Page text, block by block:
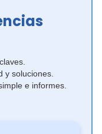
y soluciones.
e informes.